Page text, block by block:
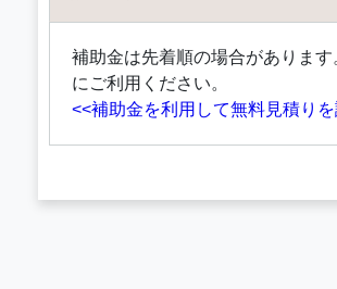
補助金は先着順の場合があります
にご利用ください。
<<補助金を利用して無料見積り